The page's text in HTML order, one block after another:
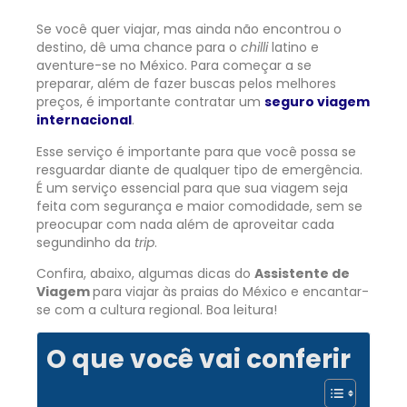
Se você quer viajar, mas ainda não encontrou o
destino, dê uma chance para o chillilatino e
aventure-se no México. Para começar a se
preparar, além de fazer buscas pelos melhores
preços, é importante contratar um seguro viagem
internacional.
Esse serviço é importante para que você possa se
resguardar diante de qualquer tipo de emergência.
É um serviço essencial para que sua viagem seja
feita com segurança e maior comodidade, sem se
preocupar com nada além de aproveitar cada
segundinho da trip.
Confira, abaixo, algumas dicas do Assistente de
Viagempara viajar às praias do México e encantar-
se com a cultura regional. Boa leitura!
O que você vai conferir